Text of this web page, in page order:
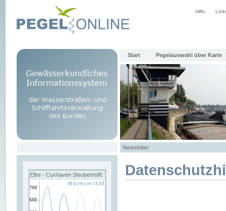
Hilfe
Start Pegelauswahl über Karte
Newsletter
Elbe - Cuxhaven Steubenhöft